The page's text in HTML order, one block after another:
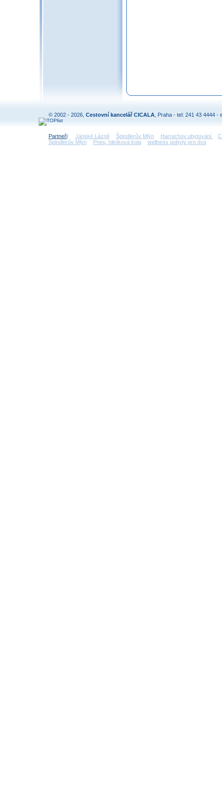
© 2002 - 2026, Cestovní kancelář CICALA , Praha - tel: 241 43 4444 -
Partneři: Jánské Lázně Špindlerův Mlýn Harrachov ubytování
Špindlerův Mlýn
Pneu, hliníková kola wellness pobyty pro dva